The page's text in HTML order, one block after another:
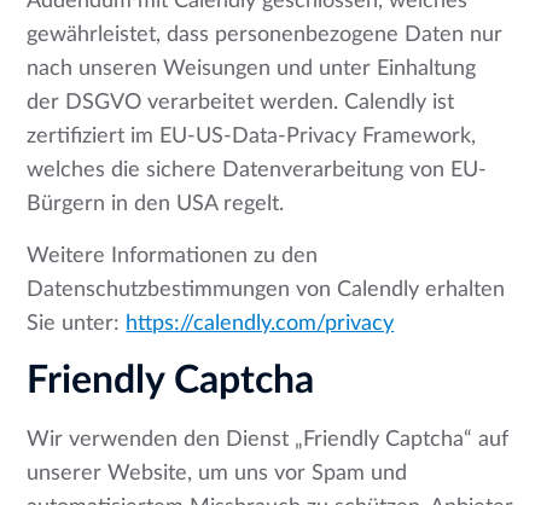
gewährleistet, dass personenbezogene Daten nur
nach unseren Weisungen und unter Einhaltung
der DSGVO verarbeitet werden. Calendly ist
zertifiziert im EU-US-Data-Privacy Framework,
welches die sichere Datenverarbeitung von EU-
Bürgern in den USA regelt.
Weitere Informationen zu den
Datenschutzbestimmungen von Calendly erhalten
Sie unter: https://calendly.com/privacy
Friendly Captcha
Wir verwenden den Dienst „Friendly Captcha“ auf
unserer Website, um uns vor Spam und